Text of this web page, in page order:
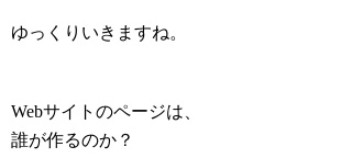
ゆっくりいきますね。
Webサイトのページは、
誰が作るのか？